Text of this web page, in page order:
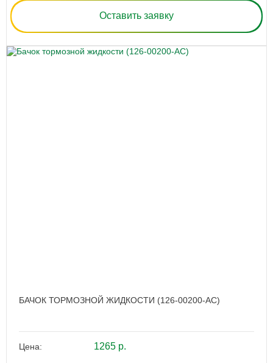
Оставить заявку
БАЧОК ТОРМОЗНОЙ ЖИДКОСТИ (126-00200-AC)
Цена: 1265 р.